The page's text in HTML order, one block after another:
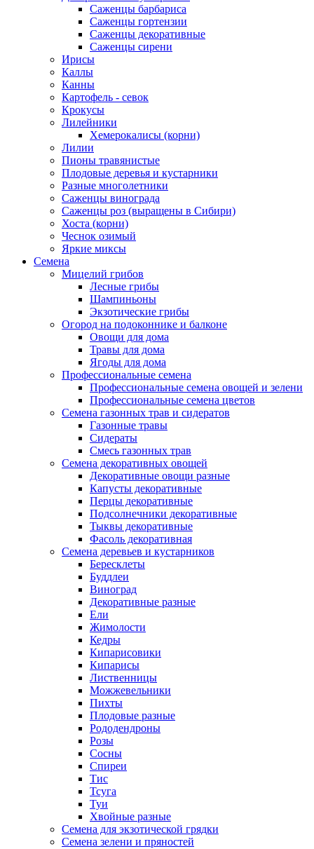
Саженцы барбариса
Саженцы гортензии
Саженцы декоративные
Саженцы сирени
Ирисы
Каллы
Канны
Картофель - севок
Крокусы
Лилейники
Хемерокалисы (корни)
Лилии
Пионы травянистые
Плодовые деревья и кустарники
Разные многолетники
Саженцы винограда
Саженцы роз (выращены в Сибири)
Хоста (корни)
Чеснок озимый
Яркие миксы
Семена
Мицелий грибов
Лесные грибы
Шампиньоны
Экзотические грибы
Огород на подоконнике и балконе
Овощи для дома
Травы для дома
Ягоды для дома
Профессиональные семена
Профессиональные семена овощей и зелени
Профессиональные семена цветов
Семена газонных трав и сидератов
Газонные травы
Сидераты
Смесь газонных трав
Семена декоративных овощей
Декоративные овощи разные
Капусты декоративные
Перцы декоративные
Подсолнечники декоративные
Тыквы декоративные
Фасоль декоративная
Семена деревьев и кустарников
Бересклеты
Буддлеи
Виноград
Декоративные разные
Ели
Жимолости
Кедры
Кипарисовики
Кипарисы
Лиственницы
Можжевельники
Пихты
Плодовые разные
Рододендроны
Розы
Сосны
Спиреи
Тис
Тсуга
Туи
Хвойные разные
Семена для экзотической грядки
Семена зелени и пряностей